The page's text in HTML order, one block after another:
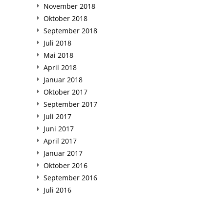
November 2018
Oktober 2018
September 2018
Juli 2018
Mai 2018
April 2018
Januar 2018
Oktober 2017
September 2017
Juli 2017
Juni 2017
April 2017
Januar 2017
Oktober 2016
September 2016
Juli 2016